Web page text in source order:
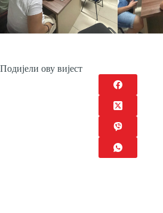
Подијели ову вијест